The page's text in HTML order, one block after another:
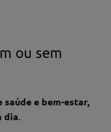
ou sem
e bem-estar,
dia.